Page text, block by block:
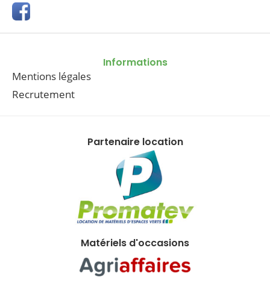
Informations
Mentions légales
Recrutement
Partenaire location
Matériels d'occasions